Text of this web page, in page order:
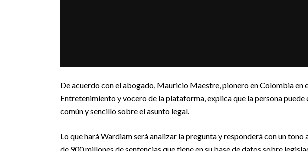
De acuerdo con el abogado, Mauricio Maestre, pionero en Colombia en
Entretenimiento y vocero de la plataforma, explica que la persona
común y sencillo sobre el asunto legal.
Lo que hará Wardiam será analizar la pregunta y responderá con un tono
de 900 millones de sentencias que tiene en su base de datos sobre